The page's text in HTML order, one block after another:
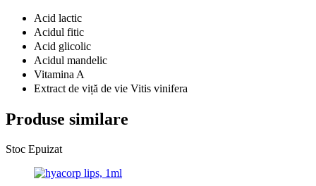
Acid lactic
Acidul fitic
Acid glicolic
Acidul mandelic
Vitamina A
Extract de viță de vie Vitis vinifera
Produse similare
Stoc Epuizat